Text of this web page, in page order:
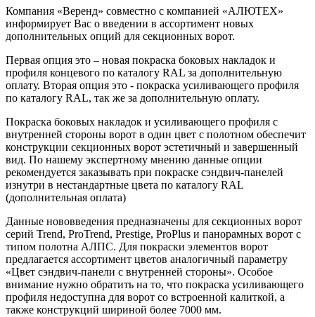
Компания «Веренд» совместно с компанией «АЛЮТЕХ»
информирует Вас о введении в ассортимент новых
дополнительных опций для секционных ворот.
Первая опция это – новая покраска боковых накладок и
профиля концевого по каталогу RAL за дополнительную
оплату. Вторая опция это - покраска усиливающего профиля
по каталогу RAL, так же за дополнительную оплату.
Покраска боковых накладок и усиливающего профиля с
внутренней стороны ворот в один цвет с полотном обеспечит
конструкции секционных ворот эстетичный и завершенный
вид. По нашему экспертному мнению данные опции
рекомендуется заказывать при покраске сэндвич-панелей
изнутри в нестандартные цвета по каталогу RAL
(дополнительная оплата)
Данные нововведения предназначены для секционных ворот
серий Trend, ProTrend, Prestige, ProPlus и панорамных ворот с
типом полотна АЛПС. Для покраски элементов ворот
предлагается ассортимент цветов аналогичный параметру
«Цвет сэндвич-панели с внутренней стороны». Особое
внимание нужно обратить на то, что покраска усиливающего
профиля недоступна для ворот со встроенной калиткой, а
также конструкций шириной более 7000 мм.